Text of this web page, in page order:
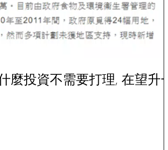
麼投資不需要打理, 在望升一